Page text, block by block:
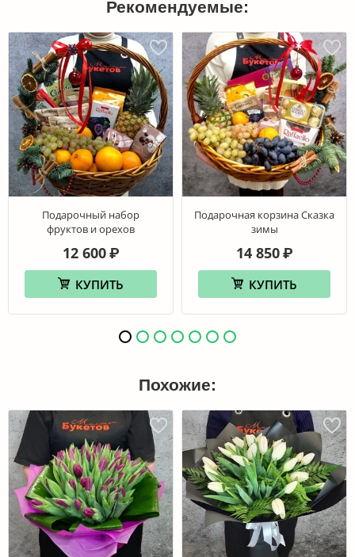
Рекомендуемые:
Подарочный набор
фруктов и орехов
12 600 ₽
КУПИТЬ
Подарочная корзина Сказка
зимы
14 850 ₽
КУПИТЬ
Похожие: